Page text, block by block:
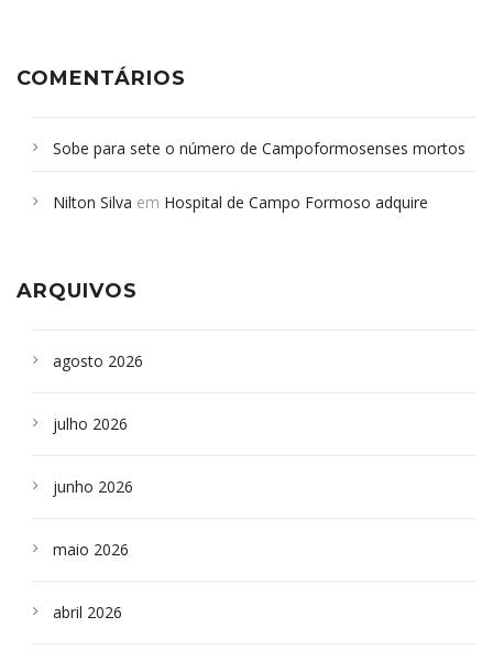
COMENTÁRIOS
Sobe para sete o número de Campoformosenses mortos
Campoformosenses que morreram em desabamentos são
Nilton Silva em Hospital de Campo Formoso adquire
ARQUIVOS
agosto 2026
julho 2026
junho 2026
maio 2026
abril 2026